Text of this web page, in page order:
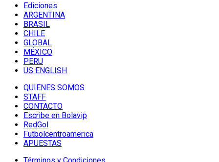
Ediciones
ARGENTINA
BRASIL
CHILE
GLOBAL
MÉXICO
PERU
US ENGLISH
QUIENES SOMOS
STAFF
CONTACTO
Escribe en Bolavip
RedGol
Futbolcentroamerica
APUESTAS